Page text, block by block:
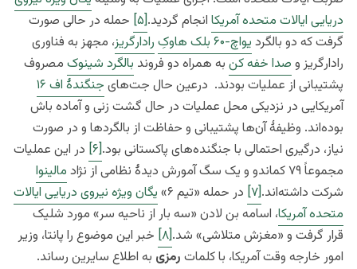
دریایی ایالات متحده آمریکا انجام گردید.[۵]
حمله در حالی صورت
گرفت که دو بالگرد یواچ-۶۰ بلک هاوکِ رادارگریز، مجهز به فناوری
رادارگریز و صدا خفه کن به همراه دو فروند بالگرد شینوک مصروف
پشتیبانی از عملیات بودند. درعین حال جت‌های جنگندهٔ اف ۱۶
آمریکایی در نزدیکی محل عملیات در حال گشت زنی و آماده باش
بوده‌اند. وظیفهٔ آن‌ها پشتیبانی و حفاظت از بالگردها و در صورت
نیاز، درگیری احتمالی با جنگنده‌های پاکستانی بود.[۶]
در این عملیات
مجموعاً ۷۹ کماندو و یک سگ آمورش دیدهٔ نظامی از نژاد
مالینوا
شرکت داشته‌اند.[۷] در حمله «تیم ۶»
یگان ویژه نیروی دریایی ایالات
متحده آمریکا، اسامه بن لادن «سه بار از ناحیه سر» مورد شلیک
قرار گرفت و «مغزش متلاشی» شد.[۸]
خبر این موضوع را پانتا، وزیر
امور خارجه وقت آمریکا، با کلمات رمزی به اطلاع سایرین رساند.